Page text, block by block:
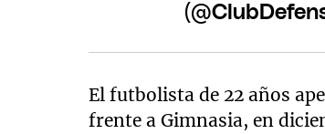
El futbolista de 22 años
frente a Gimnasia, en